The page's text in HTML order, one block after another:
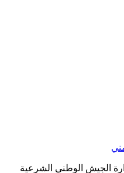
الجيش الوطني الشرعية